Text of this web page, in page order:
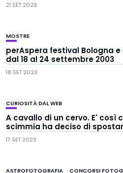
21 SET 2023
MOSTRE
perAspera festival Bologna
dal 18 al 24 settembre 2003
18 SET 2023
CURIOSITÀ DAL WEB
A cavallo di un cervo. E' così
scimmia ha deciso di
17 SET 2023
ASTROFOTOGRAFIA CONCORSI